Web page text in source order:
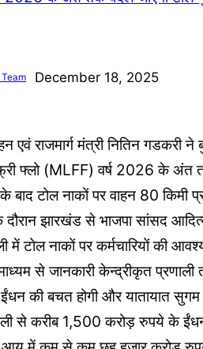
December 18, 2025
एवं राजमार्ग मंत्री नितिन गडकरी
फ्लो (MLFF) वर्ष 2026 के अंत
बाद टोल नाकों पर वाहन 80 किमी
झारखंड से भाजपा सांसद
में टोल नाकों पर कर्मचारियों की
से जानकारी केन्द्रीकृत
की बचत होगी और यातायात सुगम
से करीब 1,500 करोड़ रुपये के ईंधन